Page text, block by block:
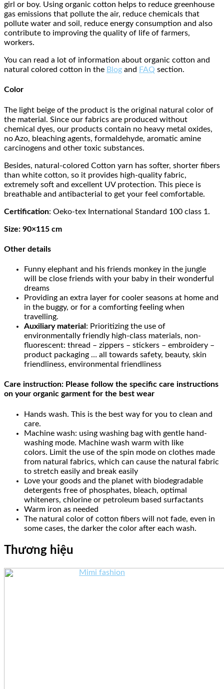
girl or boy. Using organic cotton helps to reduce greenhouse
gas emissions that pollute the air, reduce chemicals that
pollute water and soil, reduce energy consumption and also
contribute to improving the quality of life of farmers,
workers.
You can read a lot of information about organic cotton and
natural colored cotton in the Blog and FAQ section.
Color
The light beige of the product is the original natural color of
the material. Since our fabrics are produced without
chemical dyes, our products contain no heavy metal oxides,
no Azo, bleaching agents, formaldehyde, aromatic amine
carcinogens and other toxic substances.
Besides, natural-colored Cotton yarn has softer, shorter fibers
than white cotton, so it provides high-quality fabric,
extremely soft and excellent UV protection. This piece is
breathable and antibacterial to get your feel comfortable.
Certification: Oeko-tex International Standard 100 class 1.
Size: 90×115 cm
Other details
Funny elephant and his friends monkey in the jungle
will be close friends with your baby in their wonderful
dreams
Providing an extra layer for cooler seasons at home and
in the buggy, or for a comforting feeling when
travelling.
Auxiliary material : Prioritizing the use of
environmentally friendly high-class materials, non-
fluorescent: thread – zippers – stickers – embroidery –
product packaging … all towards safety, beauty, skin
friendliness, environmental friendliness
Care instruction: Please follow the specific care instructions
on your organic garment for the best wear
Hands wash. This is the best way for you to clean and
care.
Machine wash: using washing bag with gentle hand-
washing mode. Machine wash warm with like
colors. Limit the use of the spin mode on clothes made
from natural fabrics, which can cause the natural fabric
to stretch easily and break easily
Love your goods and the planet with biodegradable
detergents free of phosphates, bleach, optimal
whiteners, chlorine or petroleum based surfactants
Warm iron as needed
The natural color of cotton fibers will not fade, even in
some cases, the darker the color after each wash.
Thương hiệu
Mimi fashion